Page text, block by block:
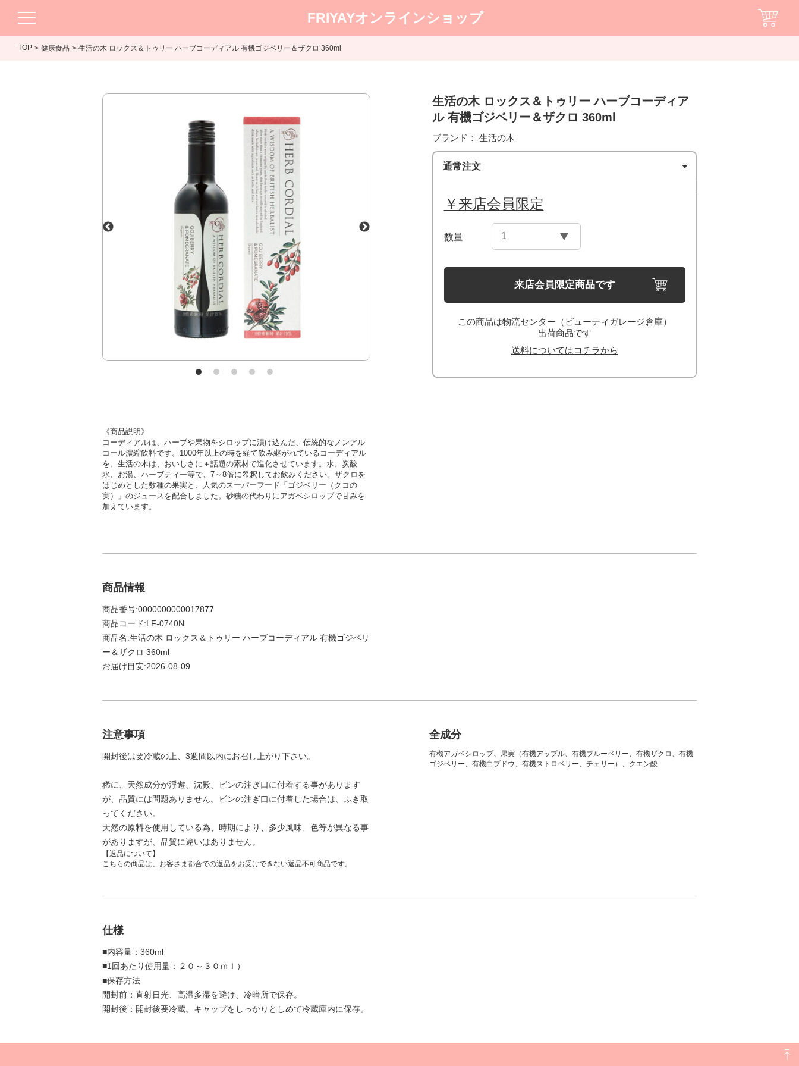
FRIYAYオンラインショップ
TOP 健康食品 生活の木 ロックス＆トゥリー ハーブコーディアル 有機ゴジベリー＆ザクロ 360ml
生活の木 ロックス＆トゥリー ハーブコーディア
ル 有機ゴジベリー＆ザクロ 360ml
ブランド： 生活の木
通常注文
￥来店会員限定
数量
来店会員限定商品です
この商品は物流センター（ビューティガレージ倉庫）
出荷商品です
送料についてはコチラから
《商品説明》
コーディアルは、ハーブや果物をシロップに漬け込んだ、伝統的なノンアル
コール濃縮飲料です。1000年以上の時を経て飲み継がれているコーディアル
を、生活の木は、おいしさに＋話題の素材で進化させています。水、炭酸
水、お湯、ハーブティー等で、7～8倍に希釈してお飲みください。ザクロを
はじめとした数種の果実と、人気のスーパーフード「ゴジベリー（クコの
実）」のジュースを配合しました。砂糖の代わりにアガベシロップで甘みを
加えています。
商品情報
商品番号:0000000000017877
商品コード:LF-0740N
商品名:生活の木 ロックス＆トゥリー ハーブコーディアル 有機ゴジベリ
ー＆ザクロ 360ml
お届け目安:2026-08-09
注意事項
開封後は要冷蔵の上、3週間以内にお召し上がり下さい。
稀に、天然成分が浮遊、沈殿、ビンの注ぎ口に付着する事があります
が、品質には問題ありません。ビンの注ぎ口に付着した場合は、ふき取
ってください。
天然の原料を使用している為、時期により、多少風味、色等が異なる事
がありますが、品質に違いはありません。
【返品について】
こちらの商品は、お客さま都合での返品をお受けできない返品不可商品です。
全成分
有機アガベシロップ、果実（有機アップル、有機ブルーベリー、有機ザクロ、有機
ゴジベリー、有機白ブドウ、有機ストロベリー、チェリー）、クエン酸
仕様
■内容量：360ml
■1回あたり使用量：２０～３０ｍｌ）
■保存方法
開封前：直射日光、高温多湿を避け、冷暗所で保存。
開封後：開封後要冷蔵。キャップをしっかりとしめて冷蔵庫内に保存。